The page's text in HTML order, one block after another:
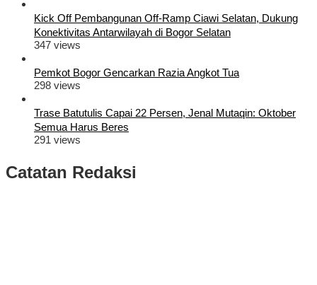
Kick Off Pembangunan Off-Ramp Ciawi Selatan, Dukung
Konektivitas Antarwilayah di Bogor Selatan
347 views
Pemkot Bogor Gencarkan Razia Angkot Tua
298 views
Trase Batutulis Capai 22 Persen, Jenal Mutaqin: Oktober
Semua Harus Beres
291 views
Catatan Redaksi